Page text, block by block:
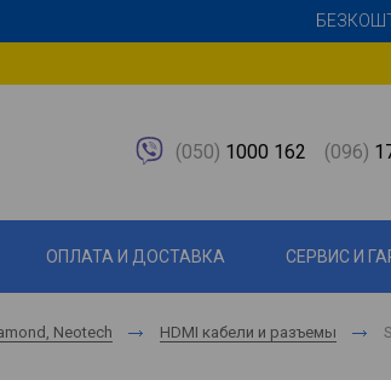
(050) 1000 162 (096)
ОПЛАТА И ДОСТАВКА СЕРВИС И
Neotech HDMI кабели и разъемы